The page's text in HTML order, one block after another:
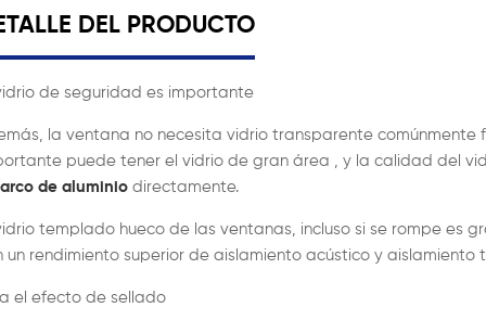
DEL PRODUCTO
de seguridad es importante
la ventana no necesita vidrio transparente
puede tener el vidrio de gran área , y la calidad del
de aluminio directamente.
templado hueco de las ventanas, incluso si se rompe es
un rendimiento superior de aislamiento acústico y aislamiento
el efecto de sellado